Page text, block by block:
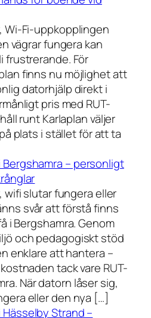
Wi-Fi-uppkopplingen
vägrar fungera kan
frustrerande. För
finns nu möjlighet att
datorhjälp direkt i
pris med RUT-
runt Karlaplan väljer
plats i stället för att ta
– personligt
wifi slutar fungera eller
svår att förstå finns
i Bergshamra. Genom
och pedagogiskt stöd
enklare att hantera –
tack vare RUT-
När datorn låser sig,
eller den nya […]
Strand –